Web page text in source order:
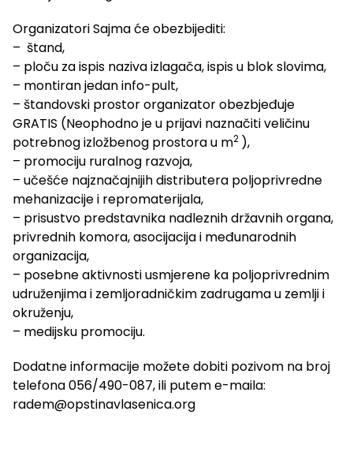
Organizatori Sajma će obezbijediti:
– štand,
– ploču za ispis naziva izlagača, ispis u blok slovima,
– montiran jedan info-pult,
– štandovski prostor organizator obezbjeđuje
GRATIS (Neophodno je u prijavi naznačiti veličinu
potrebnog izložbenog prostora u m2 ),
– promociju ruralnog razvoja,
– učešće najznačajnijih distributera poljoprivredne
mehanizacije i repromaterijala,
– prisustvo predstavnika nadleznih državnih organa,
privrednih komora, asocijacija i međunarodnih
organizacija,
– posebne aktivnosti usmjerene ka poljoprivrednim
udruženjima i zemljoradničkim zadrugama u zemlji i
okruženju,
– medijsku promociju.
Dodatne informacije možete dobiti pozivom na broj
telefona 056/490-087, ili putem e-maila:
radem@opstinavlasenica.org